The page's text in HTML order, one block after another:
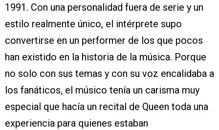
1991. Con una personalidad fuera de serie y un
estilo realmente único, el intérprete supo
convertirse en un performer de los que pocos
han existido en la historia de la música. Porque
no solo con sus temas y con su voz encalidaba a
los fanáticos, el músico tenía un carisma muy
especial que hacía un recital de Queen toda una
experiencia para quienes estaban